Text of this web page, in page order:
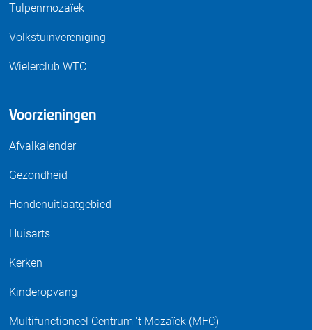
Tulpenmozaïek
Volkstuinvereniging
Wielerclub WTC
Voorzieningen
Afvalkalender
Gezondheid
Hondenuitlaatgebied
Huisarts
Kerken
Kinderopvang
Multifunctioneel Centrum 't Mozaïek (MFC)